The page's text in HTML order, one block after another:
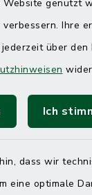
genutzt
Ihre
über den
Ich
dass wir
eine optimale